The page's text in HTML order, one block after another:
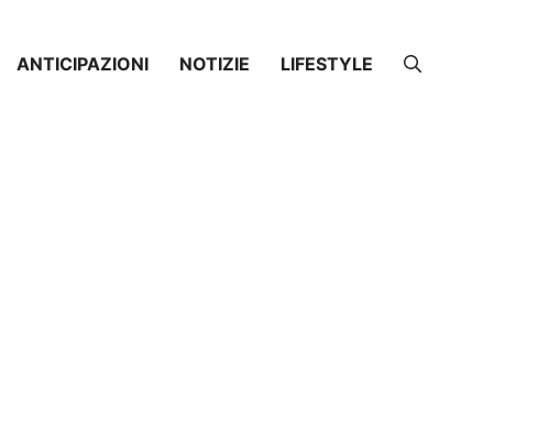
ANTICIPAZIONI NOTIZIE LIFESTYLE